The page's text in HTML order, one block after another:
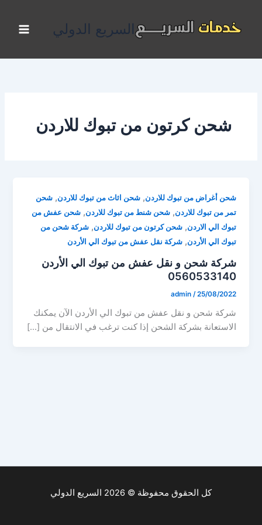
المحتوى
السريع الدولي
شحن كرتون من تبوك للاردن
شحن أغراض من تبوك للاردن,شحن اثاث من تبوك للاردن,شحن
تمر من تبوك للاردن,شحن شنط من تبوك للاردن,شحن عفش من
تبوك الي الاردن,شحن كرتون من تبوك للاردن,شركة شحن من
تبوك الي الأردن,شركة نقل عفش من تبوك الي الأردن
شركة شحن و نقل عفش من تبوك الي الأردن
0560533140
admin /25/08/2022
شركة شحن و نقل عفش من تبوك الي الأردن الآن يمكنك
الاستعانة بشركة الشحن إذا كنت ترغب في الانتقال من […]
كل الحقوق محفوظة © 2026 السريع الدولي